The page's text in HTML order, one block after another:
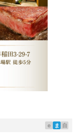
e ま 自